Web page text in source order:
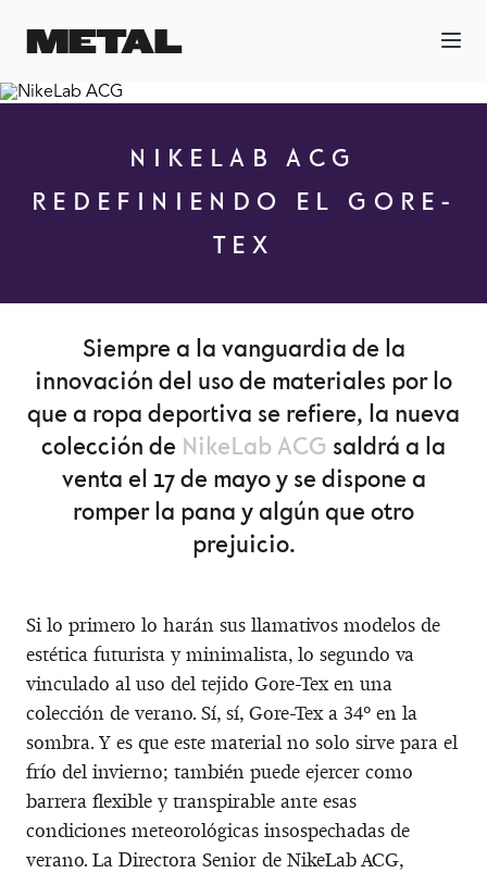
NIKELAB ACG
REDEFINIENDO EL GORE-
TEX
Siempre a la vanguardia de la
innovación del uso de materiales por lo
que a ropa deportiva se refiere, la nueva
colección de NikeLab ACG saldrá a la
venta el 17 de mayo y se dispone a
romper la pana y algún que otro
prejuicio.
Si lo primero lo harán sus llamativos modelos de
estética futurista y minimalista, lo segundo va
vinculado al uso del tejido Gore-Tex en una
colección de verano. Sí, sí, Gore-Tex a 34º en la
sombra. Y es que este material no solo sirve para el
frío del invierno; también puede ejercer como
barrera flexible y transpirable ante esas
condiciones meteorológicas insospechadas de
verano. La Directora Senior de NikeLab ACG,